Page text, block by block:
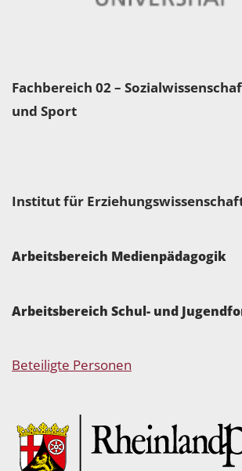
Fachbereich 02 –
und Sport
Institut für
Arbeitsbereich Medienpädagogik
Arbeitsbereich Schul- und
Beteiligte Personen